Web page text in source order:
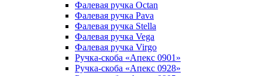
Фалевая ручка Octan
Фалевая ручка Pava
Фалевая ручка Stella
Фалевая ручка Vega
Фалевая ручка Virgo
Ручка-скоба «Апекс 0901»
Ручка-скоба «Апекс 0928»